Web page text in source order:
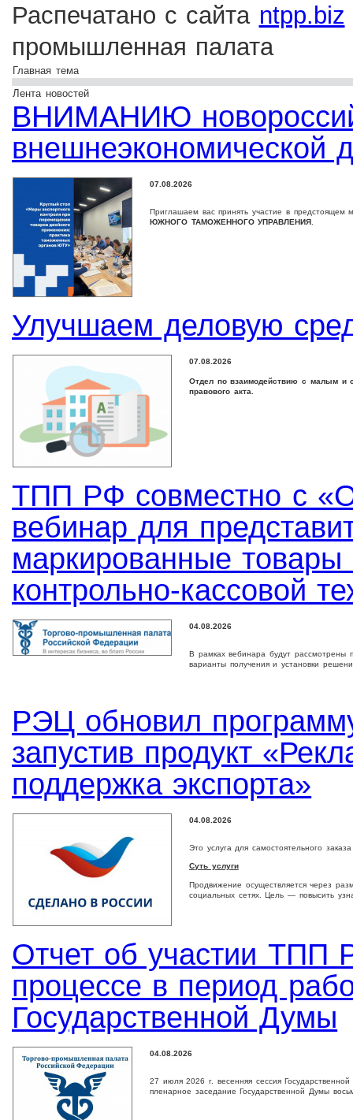
Распечатано с сайта ntpp.biz
промышленная палата
Главная тема
Лента новостей
ВНИМАНИЮ
внешнеэкономической
07.08.2026
Приглашаем вас принять участие в предстоящем
ЮЖНОГО ТАМОЖЕННОГО УПРАВЛЕНИЯ.
Улучшаем деловую
07.08.2026
Отдел по взаимодействию с малым и
правового акта.
ТПП РФ совместно с
вебинар для
маркированные товары
контрольно-кассовой
04.08.2026
В рамках вебинара будут рассмотрены
варианты получения и установки
РЭЦ обновил
запустив продукт
поддержка экспорта»
04.08.2026
Это услуга для самостоятельного
Суть услуги
Продвижение осуществляется через
социальных сетях. Цель — повысить
Отчет об участии ТПП
процессе в период
Государственной Думы
04.08.2026
27 июля 2026 г. весенняя сессия
пленарное заседание Государственной Дyмы